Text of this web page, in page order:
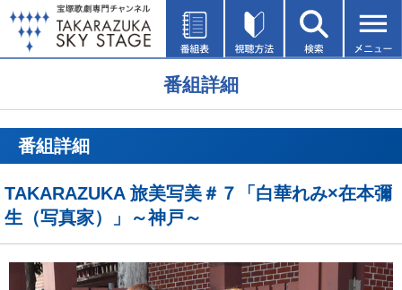
番組詳細
番組詳細
TAKARAZUKA 旅美写美＃７「白華れみ×在本彌
生（写真家）」～神戸～